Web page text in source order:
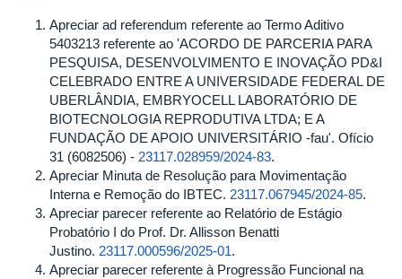
Apreciar ad referendum referente ao Termo Aditivo
5403213 referente ao 'ACORDO DE PARCERIA PARA
PESQUISA, DESENVOLVIMENTO E INOVAÇÃO PD&I
CELEBRADO ENTRE A UNIVERSIDADE FEDERAL DE
UBERLÂNDIA, EMBRYOCELL LABORATÓRIO DE
BIOTECNOLOGIA REPRODUTIVA LTDA; E A
FUNDAÇÃO DE APOIO UNIVERSITÁRIO -fau'. Ofício
31 (6082506) - 23117.028959/2024-83.
Apreciar Minuta de Resolução para Movimentação
Interna e Remoção do IBTEC. 23117.067945/2024-85.
Apreciar parecer referente ao Relatório de Estágio
Probatório I do Prof. Dr. Allisson Benatti
Justino. 23117.000596/2025-01.
Apreciar parecer referente à Progressão Funcional na